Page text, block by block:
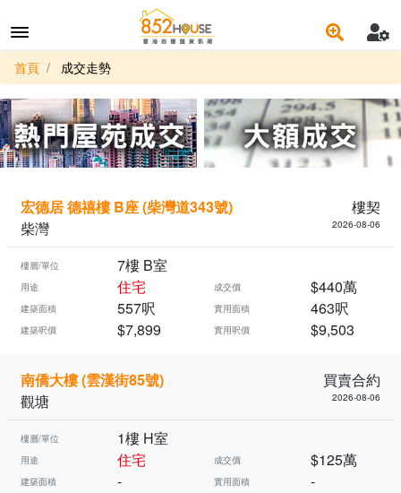
首頁 成交走勢
宏德居 德禧樓 B座 (柴灣道343號)
樓契
柴灣
2026-08-06
樓層/單位 7樓 B室
用途 住宅 成交價 $440萬
建築面積 557呎 實用面積 463呎
建築呎價 $7,899 實用呎價 $9,503
南僑大樓 (雲漢街85號)
買賣合約
觀塘
2026-08-06
樓層/單位 1樓 H室
用途 住宅 成交價 $125萬
建築面積 - 實用面積 -